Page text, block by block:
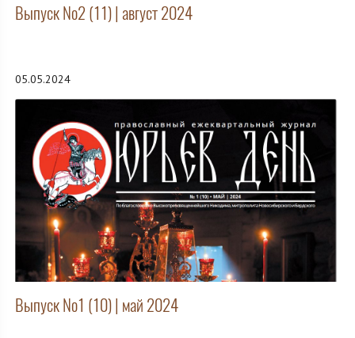
Выпуск №2 (11) | август 2024
05.05.2024
Выпуск №1 (10) | май 2024